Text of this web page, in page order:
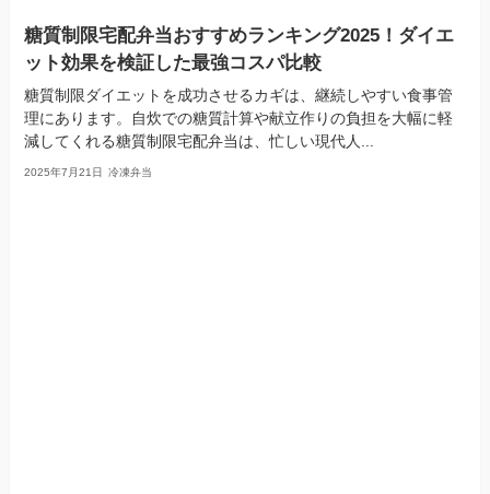
糖質制限宅配弁当おすすめランキング2025！ダイエ
ット効果を検証した最強コスパ比較
糖質制限ダイエットを成功させるカギは、継続しやすい食事管
理にあります。自炊での糖質計算や献立作りの負担を大幅に軽
減してくれる糖質制限宅配弁当は、忙しい現代人...
2025年7月21日 冷凍弁当